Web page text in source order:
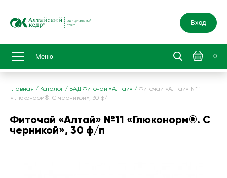
Вход
Меню 0
Главная / Каталог / БАД Фиточай «Алтай» / Фиточай «Алтай» №11
«Глюконорм®. С черникой», 30 ф/п
Фиточай «Алтай» №11 «Глюконорм®. С
черникой», 30 ф/п